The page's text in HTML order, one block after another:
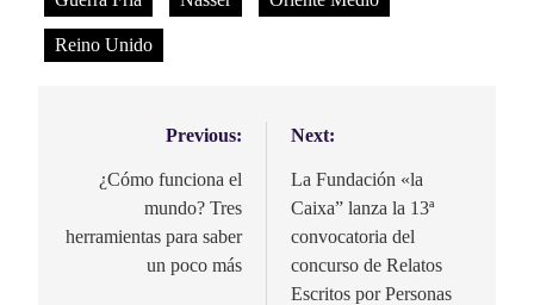
Reino Unido
Navegación
entradas
Previous:
¿Cómo funciona el
mundo? Tres
herramientas para saber
un poco más
Next:
La Fundación «la
Caixa” lanza la 13ª
convocatoria del
concurso de Relatos
Escritos por Personas